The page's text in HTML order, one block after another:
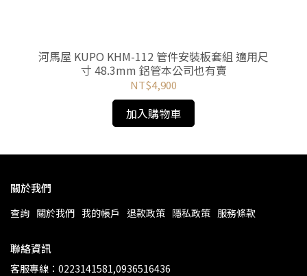
河馬屋 KUPO KHM-112 管件安裝板套組 適用尺
寸 48.3mm 鋁管本公司也有賣
NT$4,900
加入購物車
關於我們
查詢 關於我們 我的帳戶 退款政策 隱私政策 服務條款
聯絡資訊
客服專線：0223141581,0936516436